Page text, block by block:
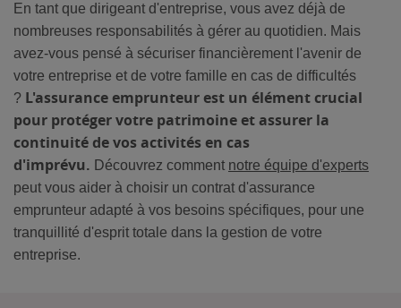
En tant que dirigeant d'entreprise, vous avez déjà de
nombreuses responsabilités à gérer au quotidien. Mais
avez-vous pensé à sécuriser financièrement l'avenir de
votre entreprise et de votre famille en cas de difficultés
? L'assurance emprunteur est un élément crucial
pour protéger votre patrimoine et assurer la
continuité de vos activités en cas
d'imprévu. Découvrez comment notre équipe d'experts
peut vous aider à choisir un contrat d'assurance
emprunteur adapté à vos besoins spécifiques, pour une
tranquillité d'esprit totale dans la gestion de votre
entreprise.